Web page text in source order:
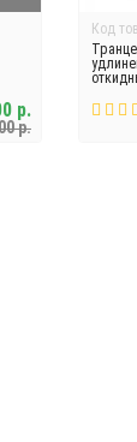
р.
р.
Код